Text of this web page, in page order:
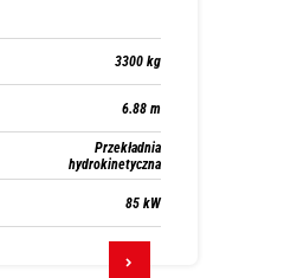
3300 kg
6.88 m
Przekładnia
hydrokinetyczna
85 kW